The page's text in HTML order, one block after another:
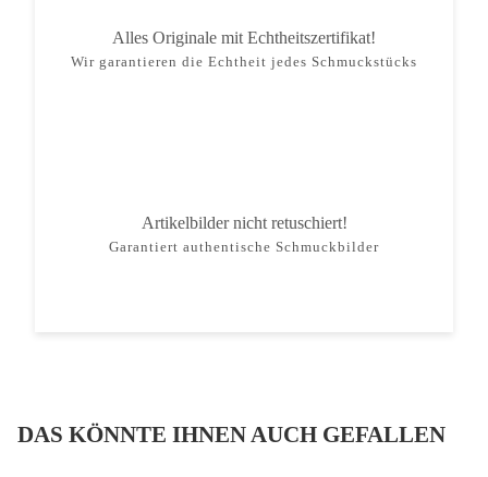
Alles Originale mit Echtheitszertifikat!
Wir garantieren die Echtheit jedes Schmuckstücks
Artikelbilder nicht retuschiert!
Garantiert authentische Schmuckbilder
DAS KÖNNTE IHNEN AUCH GEFALLEN